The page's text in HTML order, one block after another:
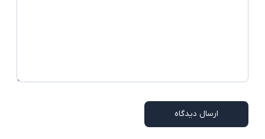
توضیحات تکمیلی
باشد
ارسال دیدگاه